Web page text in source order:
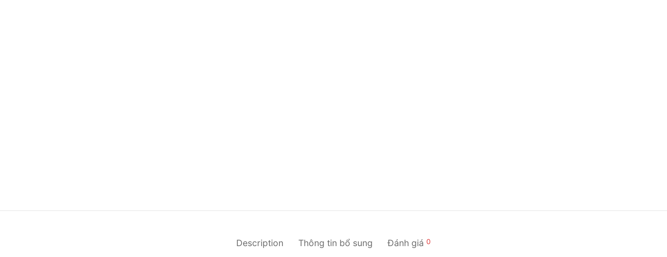
Description Thông tin bổ sung Đánh giá 0